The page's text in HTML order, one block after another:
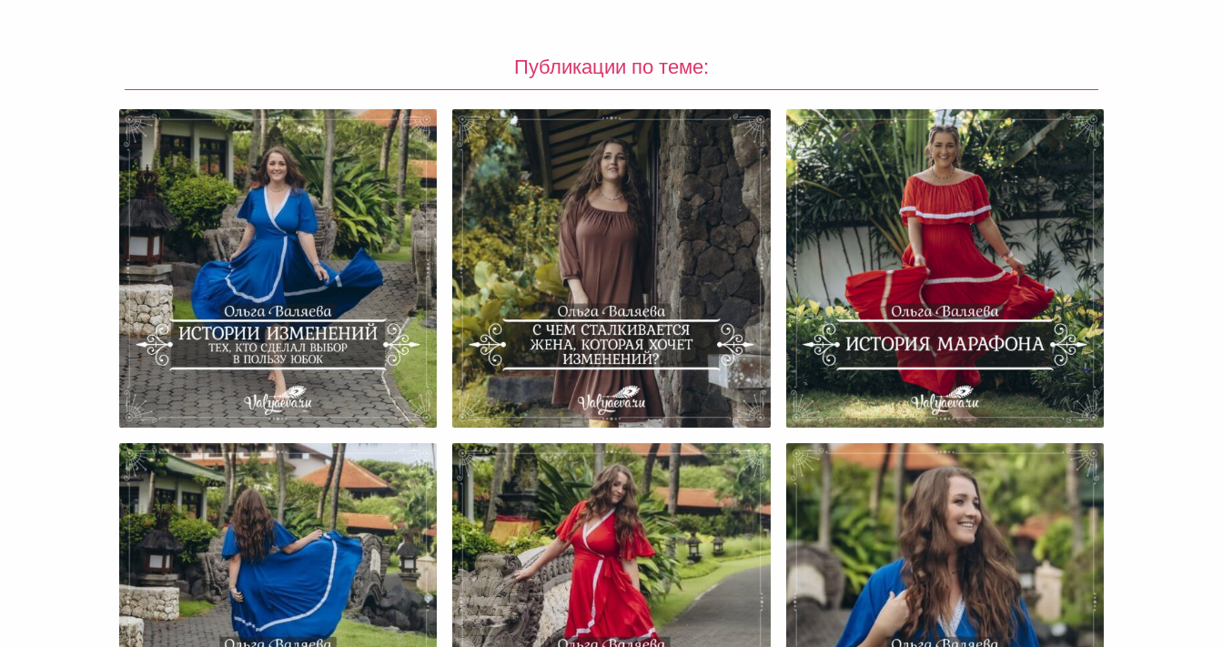
Публикации по теме:
Истории Изменений Тех, Кто
Сделал Выбор В Пользу Юбок
С Чем Сталкивается Жена,
Которая Хочет Изменений?
История Марафона